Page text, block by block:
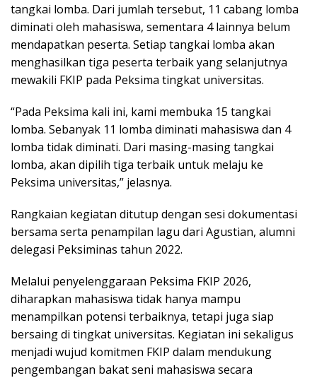
tangkai lomba. Dari jumlah tersebut, 11 cabang lomba
diminati oleh mahasiswa, sementara 4 lainnya belum
mendapatkan peserta. Setiap tangkai lomba akan
menghasilkan tiga peserta terbaik yang selanjutnya
mewakili FKIP pada Peksima tingkat universitas.
“Pada Peksima kali ini, kami membuka 15 tangkai
lomba. Sebanyak 11 lomba diminati mahasiswa dan 4
lomba tidak diminati. Dari masing-masing tangkai
lomba, akan dipilih tiga terbaik untuk melaju ke
Peksima universitas,” jelasnya.
Rangkaian kegiatan ditutup dengan sesi dokumentasi
bersama serta penampilan lagu dari Agustian, alumni
delegasi Peksiminas tahun 2022.
Melalui penyelenggaraan Peksima FKIP 2026,
diharapkan mahasiswa tidak hanya mampu
menampilkan potensi terbaiknya, tetapi juga siap
bersaing di tingkat universitas. Kegiatan ini sekaligus
menjadi wujud komitmen FKIP dalam mendukung
pengembangan bakat seni mahasiswa secara